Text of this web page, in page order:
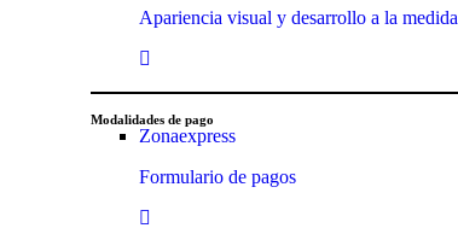
Apariencia visual y desarrollo a la medida
Modalidades de pago
Zonaexpress
Formulario de pagos